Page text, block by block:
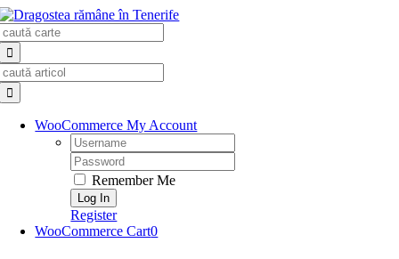
Skip
to
content
WooCommerce My Account
Username:
Password:
Remember Me
Register
WooCommerce Cart0